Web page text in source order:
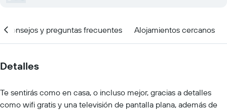
Consejos y preguntas frecuentes Alojamientos cercanos
Detalles
Te sentirás como en casa, o incluso mejor, gracias a detalles
como wifi gratis y una televisión de pantalla plana, además de